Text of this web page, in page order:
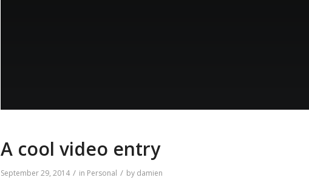
A cool video entry
September 29, 2014 / in Personal / by damien